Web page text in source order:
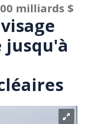
milliards $
jusqu'à